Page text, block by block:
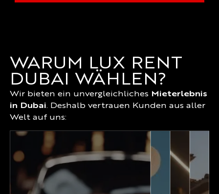
WARUM LUX RENT
DUBAI WÄHLEN?
Wir bieten ein unvergleichliches Mieterlebnis
in Dubai. Deshalb vertrauen Kunden aus aller
Welt auf uns: